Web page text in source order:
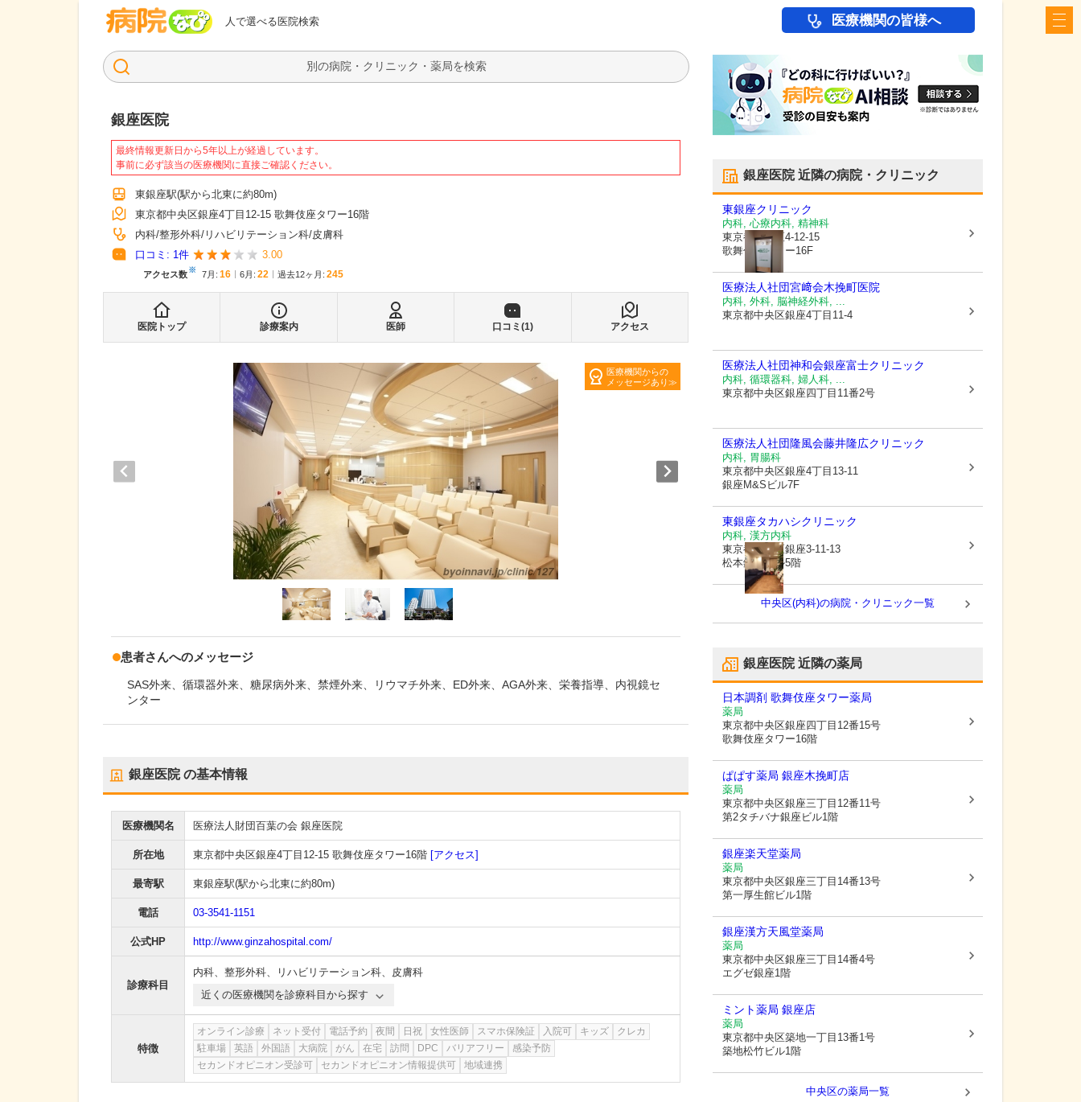
人で選べる医院検索
病院なび 医療機関の皆様へ
検索
銀座医院
最終情報更新日から5年以上が経過しています。
事前に必ず該当の医療機関に直接ご確認ください。
東銀座駅(駅から北東に約80m)
東京都中央区銀座4丁目12-15 歌舞伎座タワー16階
内科 整形外科 リハビリテーション科 皮膚科
口コミ: 1件 3.00
アクセス数※ 7月 : 16 6月 : 22 過去12ヶ月: 245
医院トップ 診療案内 医師 口コミ(1) アクセス
医療機関からの
メッセージあり
患者さんへのメッセージ
SAS外来、循環器外来、糖尿病外来、禁煙外来、リウマチ外来、ED外来、AGA外来、栄養指導、内視鏡セ
ンター
銀座医院の基本情報
医療機関名 医療法人財団百葉の会 銀座医院
所在地 東京都中央区銀座4丁目12-15 歌舞伎座タワー16階 [アクセス]
最寄駅 東銀座駅(駅から北東に約80m)
電話 03-3541-1151
公式HP http://www.ginzahospital.com/
診療科目
内科、 整形外科、 リハビリテーション科、 皮膚科
近くの医療機関を診療科目から探す
特徴
オンライン診療 ネット受付 電話予約 夜間 日祝 女性医師 スマホ保険証 入院可 キッズ
クレカ
駐車場
英語 外国語 大病院 がん 在宅 訪問 DPC バリアフリー
感染予防
セカンドオピニオン受診可
セカンドオピニオン情報提供可 地域連携
銀座医院近隣の病院・クリニック
東銀座クリニック
内科, 心療内科, 精神科
東京都中央区4-12-15
歌舞伎座タワー16F
医療法人社団宮﨑会木挽町医院
内科, 外科, 脳神経外科, ...
東京都中央区銀座4丁目11-4
医療法人社団神和会銀座富士クリニック
内科, 循環器科, 婦人科, ...
東京都中央区銀座四丁目11番2号
医療法人社団隆風会藤井隆広クリニック
内科, 胃腸科
東京都中央区銀座4丁目13-11
銀座M&Sビル7F
東銀座タカハシクリニック
内科, 漢方内科
東京都中央区銀座3-11-13
松本銀座ビル5階
中央区(内科)の病院・クリニック一覧
銀座医院近隣の薬局
日本調剤 歌舞伎座タワー薬局
薬局
東京都中央区銀座四丁目12番15号
歌舞伎座タワー16階
ぱぱす薬局 銀座木挽町店
薬局
東京都中央区銀座三丁目12番11号
第2タチバナ銀座ビル1階
銀座楽天堂薬局
薬局
東京都中央区銀座三丁目14番13号
第一厚生館ビル1階
銀座漢方天風堂薬局
薬局
東京都中央区銀座三丁目14番4号
エグゼ銀座1階
ミント薬局 銀座店
薬局
東京都中央区築地一丁目13番1号
築地松竹ビル1階
中央区の薬局一覧